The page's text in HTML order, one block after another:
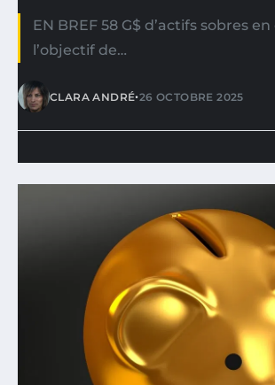
EN BREF 58 G$ d’actifs sobres
l’objectif de…
CLARA ANDRÉ•26 OCTOBRE 2025